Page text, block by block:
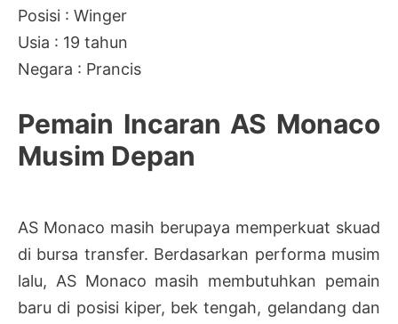
Posisi : Winger
Usia : 19 tahun
Negara : Prancis
Pemain Incaran AS Monaco
Musim Depan
AS Monaco masih berupaya memperkuat skuad
di bursa transfer. Berdasarkan performa musim
lalu, AS Monaco masih membutuhkan pemain
baru di posisi kiper, bek tengah, gelandang dan